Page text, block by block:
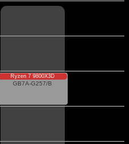
Ryzen 7 9800X3D
GB7A-G257/B